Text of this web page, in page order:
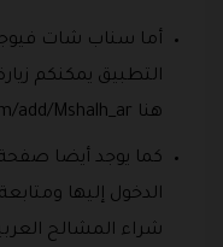
أما سناب شات
التطبيق يمكنكم
هنا https://www.snapchat.com/add/Mshalh_ar.
كما يوجد أيضا
الدخول إليها
شراء المشالح